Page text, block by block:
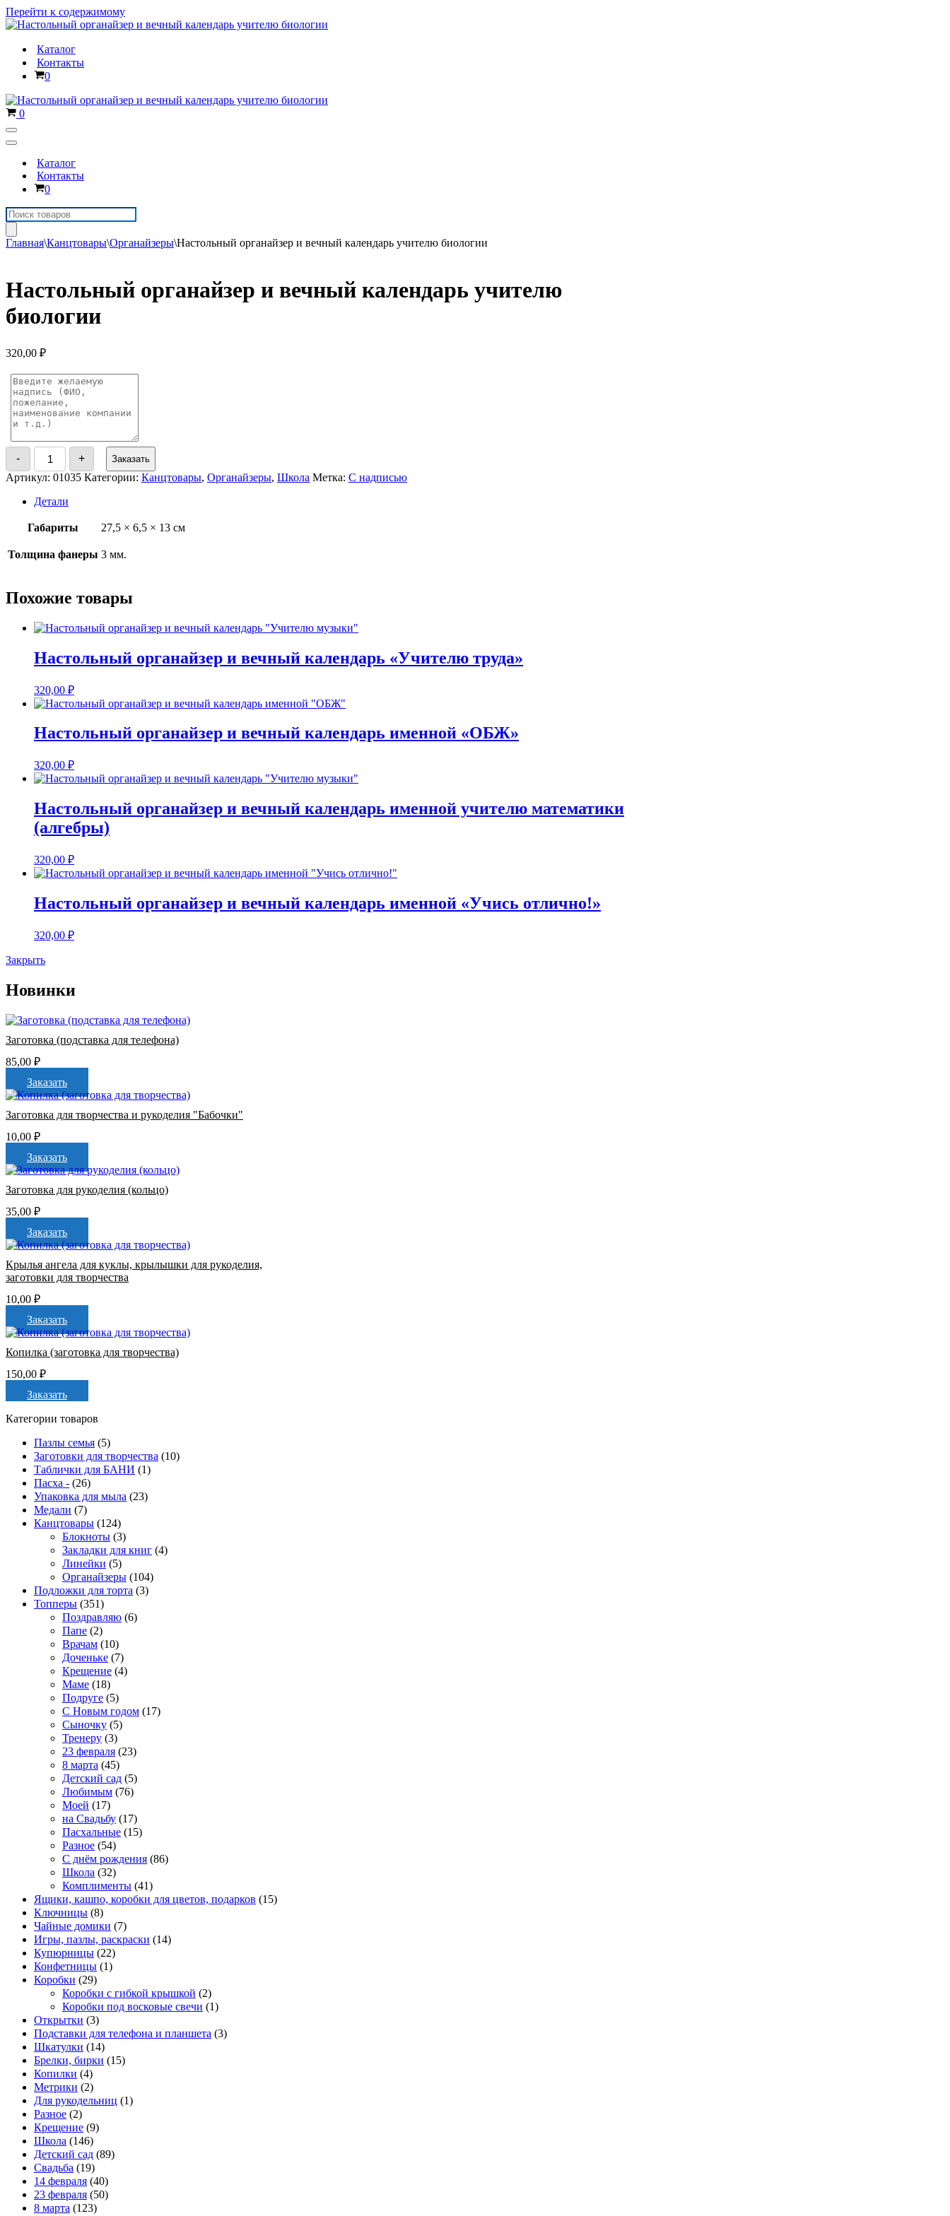
Перейти к содержимому
Каталог
Контакты
Корзина
0
Корзина
0
Меню
навигации
Меню
навигацииКаталог
Контакты
Корзина
0
Поиск
товаров
Главная\Канцтовары\Органайзеры\Настольный органайзер и вечный календарь учителю биологии
Настольный органайзер и вечный календарь учителю
биологии
320,00 ₽
-
Количество
товара
Настольный
органайзер
и
вечный
учителю
+ Заказать
Артикул: 01035 Категории: Канцтовары, Органайзеры, Школа Метка: С надписью
Детали
Габариты 27,5 × 6,5 × 13 см
Толщина фанеры 3 мм.
Похожие товары
Настольный органайзер и вечный календарь «Учителю труда»
320,00 ₽
Настольный органайзер и вечный календарь именной «ОБЖ»
320,00 ₽
Настольный органайзер и вечный календарь именной учителю математики
(алгебры)
320,00 ₽
Настольный органайзер и вечный календарь именной «Учись отлично!»
320,00 ₽
Закрыть
Новинки
Заготовка (подставка для телефона)
85,00 ₽
Заказать
Заготовка для творчества и рукоделия "Бабочки"
10,00 ₽
Заказать
Заготовка для рукоделия (кольцо)
35,00 ₽
Заказать
Крылья ангела для куклы, крылышки для рукоделия,
заготовки для творчества
10,00 ₽
Заказать
Копилка (заготовка для творчества)
150,00 ₽
Заказать
Категории товаров
Пазлы семья (5)
Заготовки для творчества (10)
Таблички для БАНИ (1)
Пасха - (26)
Упаковка для мыла (23)
Медали (7)
Канцтовары (124)
Блокноты (3)
Закладки для книг (4)
Линейки (5)
Органайзеры (104)
Подложки для торта (3)
Топперы (351)
Поздравляю (6)
Папе (2)
Врачам (10)
Доченьке (7)
Крещение (4)
Маме (18)
Подруге (5)
С Новым годом (17)
Сыночку (5)
Тренеру (3)
23 февраля (23)
8 марта (45)
Детский сад (5)
Любимым (76)
Моей (17)
на Свадьбу (17)
Пасхальные (15)
Разное (54)
С днём рождения (86)
Школа (32)
Комплименты (41)
Ящики, кашпо, коробки для цветов, подарков (15)
Ключницы (8)
Чайные домики (7)
Игры, пазлы, раскраски (14)
Купюрницы (22)
Конфетницы (1)
Коробки (29)
Коробки с гибкой крышкой (2)
Коробки под восковые свечи (1)
Открытки (3)
Подставки для телефона и планшета (3)
Шкатулки (14)
Брелки, бирки (15)
Копилки (4)
Метрики (2)
Для рукодельниц (1)
Разное (2)
Крещение (9)
Школа (146)
Детский сад (89)
Свадьба (19)
14 февраля (40)
23 февраля (50)
8 марта (123)